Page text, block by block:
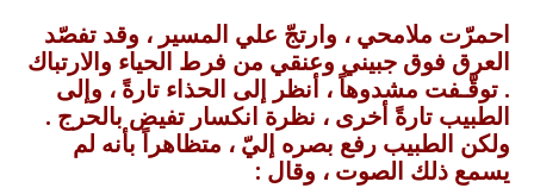
احمرّت ملامحي ، وارتجّ علي المسير ، وقد تفصّد
العرق فوق جبيني وعنقي من فرط الحياء والارتباك
. توقّـفت مشدوهاً ، أنظر إلى الحذاء تارةً ، وإلى
الطبيب تارةً أخرى ، نظرة انكسار تفيض بالحرج .
ولكن الطبيب رفع بصره إليّ ، متظاهراً بأنه لم
يسمع ذلك الصوت ، وقال :